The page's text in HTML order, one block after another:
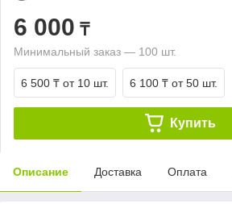
6 000 ₸
Минимальный заказ — 100 шт.
6 500 ₸ от 10 шт. 6 100 ₸ от 50 шт.
Купить
Описание Доставка Оплата